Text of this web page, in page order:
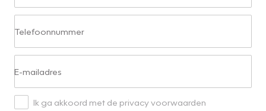
Telefoonnummer
E-mailadres
Ik ga akkoord met de privacy voorwaarden